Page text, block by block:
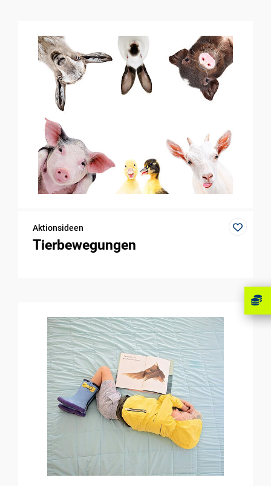
Aktionsideen
Tierbewegungen